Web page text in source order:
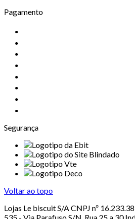
Pagamento
Segurança
Voltar ao topo
Lojas Le biscuit S/A CNPJ nº
535 - Via Parafuso S/N, Rua 25 a 30